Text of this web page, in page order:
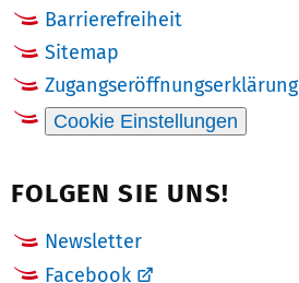
Barrierefreiheit
Sitemap
Zugangseröffnungserklärung
Cookie Einstellungen
FOLGEN SIE UNS!
Newsletter
Facebook